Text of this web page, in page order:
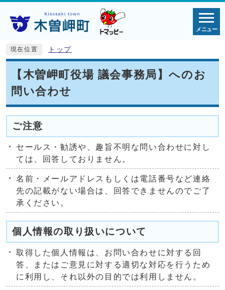
メニュー
現在位置 トップ
【木曽岬町役場 議会事務局】へのお
問い合わせ
ご注意
セールス・勧誘や、趣旨不明な問い合わせに対し
ては、回答しておりません。
名前・メールアドレスもしくは電話番号など連絡
先の記載がない場合は、回答できませんのでご了
承ください。
個人情報の取り扱いについて
取得した個人情報は、お問い合わせに対する回
答、またはご意見に対する適切な対応を行うため
に利用し、それ以外の目的では利用しません。